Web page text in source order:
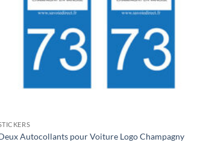
Autocollants pour Voiture Logo Champagny